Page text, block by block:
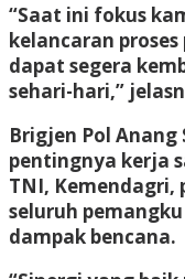
“Saat ini fokus
kelancaran
dapat segera
sehari-hari,”
Brigjen Pol
pentingnya kerja
TNI, Kemendagri,
seluruh
dampak bencana.